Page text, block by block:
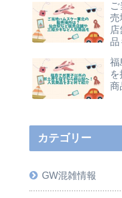
売
品
福
商
カテゴリー
GW混雑情報